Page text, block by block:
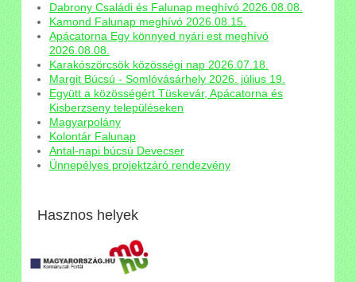
Dabrony Családi és Falunap meghívó 2026.08.08.
Kamond Falunap meghívó 2026.08.15.
Apácatorna Egy könnyed nyári est meghívó
2026.08.08.
Karakószörcsök közösségi nap 2026.07.18.
Margit Búcsú - Somlóvásárhely 2026. július 19.
Együtt a közösségért Tüskevár, Apácatorna és
Kisberzseny településeken
Magyarpolány
Kolontár Falunap
Antal-napi búcsú Devecser
Ünnepélyes projektzáró rendezvény
Hasznos helyek